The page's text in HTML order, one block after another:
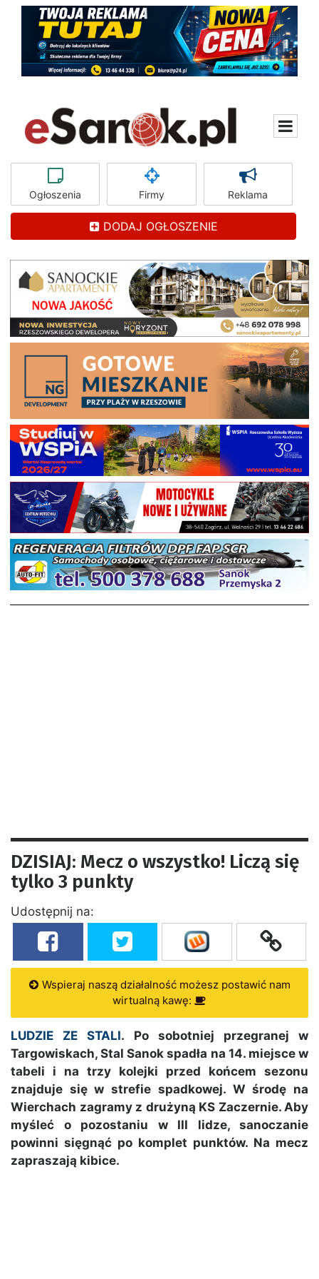
Ogłoszenia Firmy Reklama
DODAJ OGŁOSZENIE
DZISIAJ: Mecz o wszystko! Liczą się
tylko 3 punkty
Udostępnij na:
Wspieraj naszą działalność możesz postawić nam
wirtualną kawę:
LUDZIE ZE STALI. Po sobotniej przegranej w
Targowiskach, Stal Sanok spadła na 14. miejsce w
tabeli i na trzy kolejki przed końcem sezonu
znajduje się w strefie spadkowej. W środę na
Wierchach zagramy z drużyną KS Zaczernie. Aby
myśleć o pozostaniu w III lidze, sanoczanie
powinni sięgnąć po komplet punktów. Na mecz
zapraszają kibice.